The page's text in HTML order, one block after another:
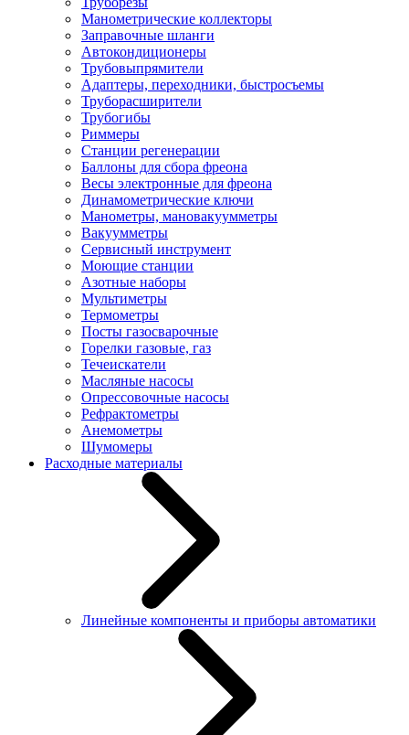
Манометрические коллекторы
Заправочные шланги
Автокондиционеры
Трубовыпрямители
Адаптеры, переходники, быстросъемы
Труборасширители
Трубогибы
Риммеры
Станции регенерации
Баллоны для сбора фреона
Весы электронные для фреона
Динамометрические ключи
Манометры, мановакуумметры
Вакуумметры
Сервисный инструмент
Моющие станции
Азотные наборы
Мультиметры
Термометры
Посты газосварочные
Горелки газовые, газ
Течеискатели
Масляные насосы
Опрессовочные насосы
Рефрактометры
Анемометры
Шумомеры
Расходные материалы
Линейные компоненты и приборы автоматики